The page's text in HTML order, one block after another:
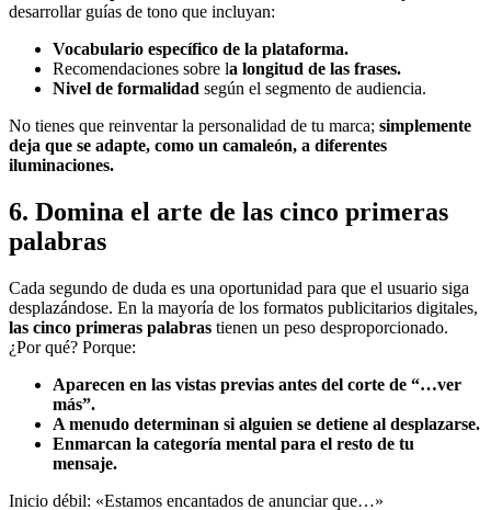
desarrollar guías de tono que incluyan:
Vocabulario específico de la plataforma.
Recomendaciones sobre la longitud de las frases.
Nivel de formalidad según el segmento de audiencia.
No tienes que reinventar la personalidad de tu marca; simplemente
deja que se adapte, como un camaleón, a diferentes
iluminaciones.
6. Domina el arte de las cinco primeras
palabras
Cada segundo de duda es una oportunidad para que el usuario siga
desplazándose. En la mayoría de los formatos publicitarios digitales,
las cinco primeras palabras tienen un peso desproporcionado.
¿Por qué? Porque:
Aparecen en las vistas previas antes del corte de “…ver
más”.
A menudo determinan si alguien se detiene al desplazarse.
Enmarcan la categoría mental para el resto de tu
mensaje.
Inicio débil: «Estamos encantados de anunciar que…»